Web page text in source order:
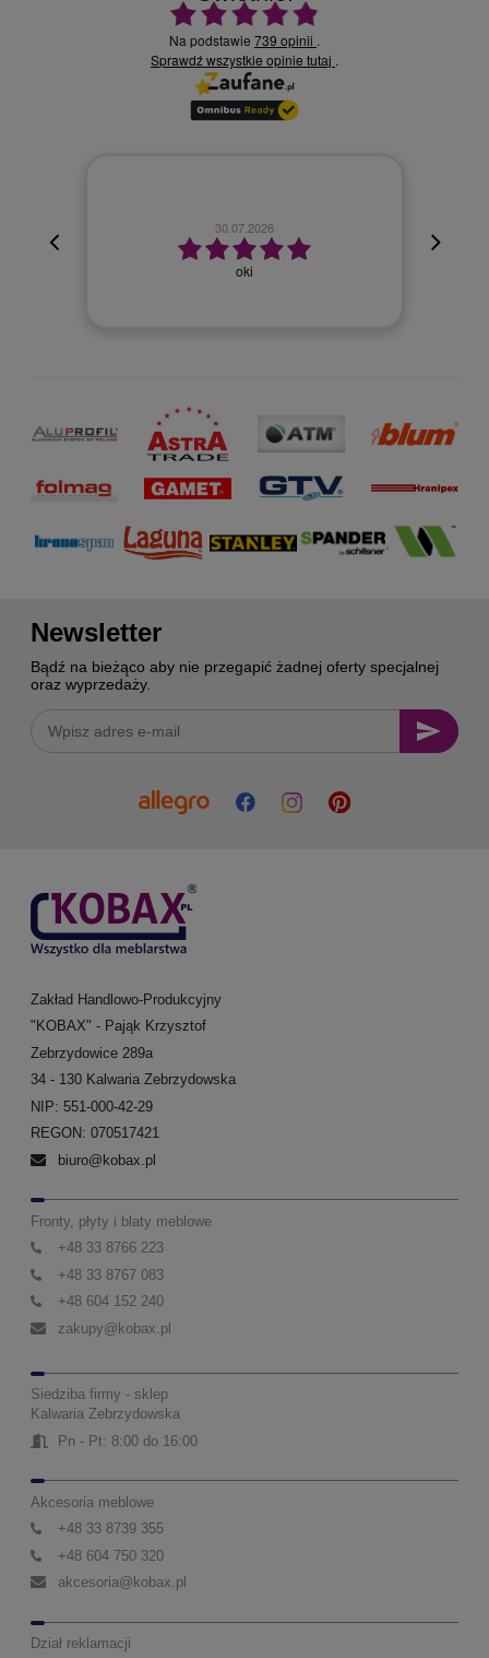
Ocena średnia 4.9 na 5
Na podstawie 739 opinii .
Sprawdź wszystkie opinie tutaj .
30.07.2026
oki
Newsletter
Bądź na bieżąco aby nie przegapić żadnej oferty specjalnej
oraz wyprzedaży.
Zakład Handlowo-Produkcyjny
"KOBAX" - Pająk Krzysztof
Zebrzydowice 289a
34 - 130 Kalwaria Zebrzydowska
NIP: 551-000-42-29
REGON: 070517421
biuro@kobax.pl
Fronty, płyty i blaty meblowe
+48 33 8766 223
+48 33 8767 083
+48 604 152 240
zakupy@kobax.pl
Siedziba firmy - sklep
Kalwaria Zebrzydowska
Pn - Pt: 8:00 do 16:00
Akcesoria meblowe
+48 33 8739 355
+48 604 750 320
akcesoria@kobax.pl
Dział reklamacji